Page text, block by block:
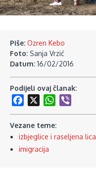
Piše: Ozren Kebo
Foto: Sanja Vrzić
Datum: 16/02/2016
Podijeli ovaj članak:
Facebook
WhatsApp
Vezane teme:
izbjeglice i raseljena lica
imigracija